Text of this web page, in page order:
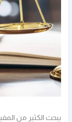
يبحث الكثير من